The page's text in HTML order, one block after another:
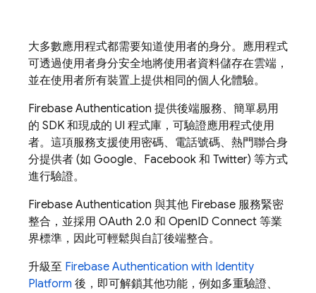
大多數應用程式都需要知道使用者的身分。應用程式
可透過使用者身分安全地將使用者資料儲存在雲端，
並在使用者所有裝置上提供相同的個人化體驗。
Firebase Authentication 提供後端服務、簡單易用
的 SDK 和現成的 UI 程式庫，可驗證應用程式使用
者。這項服務支援使用密碼、電話號碼、熱門聯合身
分提供者 (如 Google、Facebook 和 Twitter) 等方式
進行驗證。
Firebase Authentication 與其他 Firebase 服務緊密
整合，並採用 OAuth 2.0 和 OpenID Connect 等業
界標準，因此可輕鬆與自訂後端整合。
升級至 Firebase Authentication with Identity
Platform 後，即可解鎖其他功能，例如多重驗證、